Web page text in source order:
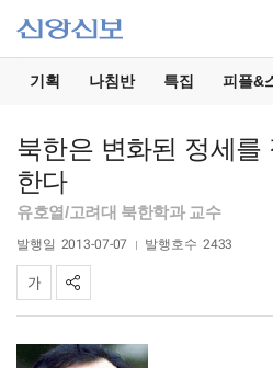
기획 나침반 특집 피플&
북한은 변화된 정세를
한다
유호열/고려대 북한학과 교수
발행일 2013-07-07 발행호수 2433